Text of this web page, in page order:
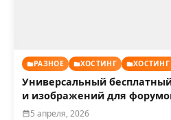
РАЗНОЕ ХОСТИНГ
Универсальный
и изображений для
5 апреля, 2026